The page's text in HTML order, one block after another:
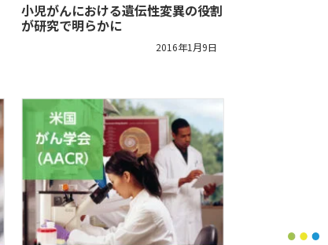
小児がんにおける遺伝性変異の役割
が研究で明らかに
2016年1月9日